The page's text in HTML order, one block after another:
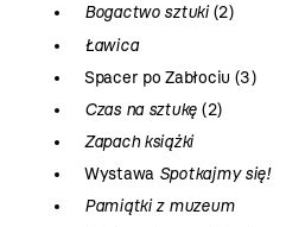
Bogactwo sztuki(2)
Ławica
Spacer po Zabłociu (3)
Czas na sztukę (2)
Zapach książki
Wystawa Spotkajmy się!
Pamiątki z muzeum